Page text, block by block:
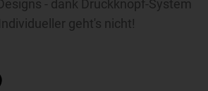
- dank Druckknopf-System
geht's nicht!